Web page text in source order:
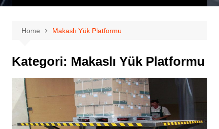
Home Makaslı Yük Platformu
Kategori: Makaslı Yük Platformu